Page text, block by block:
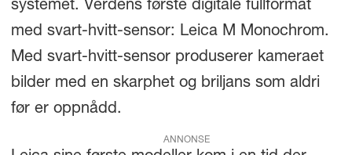
systemet. Verdens første digitale fullformat
med svart-hvitt-sensor: Leica M Monochrom.
Med svart-hvitt-sensor produserer kameraet
bilder med en skarphet og briljans som aldri
før er oppnådd.
ANNONSE